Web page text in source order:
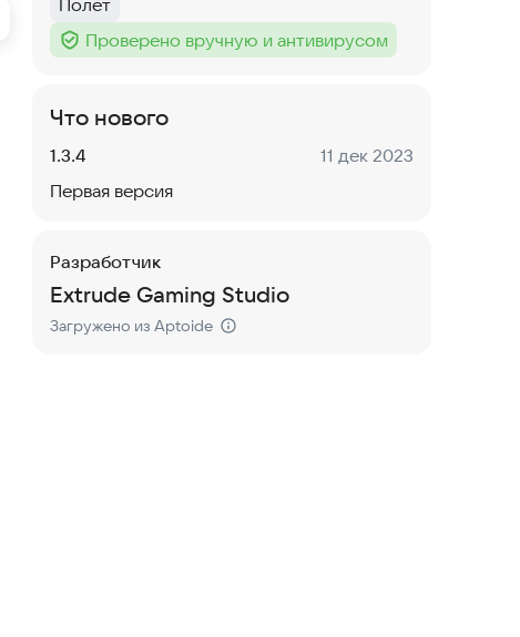
Тег:
Полет
Тег :
Проверено вручную и антивирусом
Что нового
Версия:
1.3.4 Дата:
11 дек 2023
Первая версия
Разработчик
Extrude Gaming Studio
Загружено из Aptoide